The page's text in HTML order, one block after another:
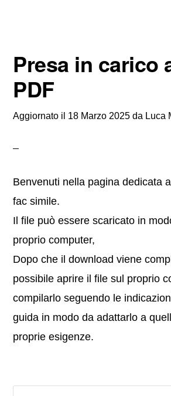
Presa in carico
PDF
Aggiornato il 18 Marzo 2025 da Luca
Benvenuti nella pagina dedicata
fac simile.
Il file può essere scaricato in
proprio computer,
Dopo che il download viene
possibile aprire il file sul proprio
compilarlo seguendo le
guida in modo da adattarlo a
proprie esigenze.